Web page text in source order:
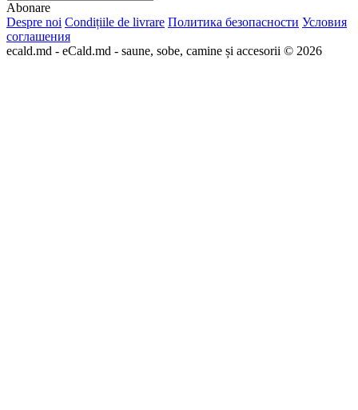
Abonare
Despre noi Condițiile de livrare Политика безопасности Условия
соглашения
ecald.md - eCald.md - saune, sobe, camine și accesorii © 2026